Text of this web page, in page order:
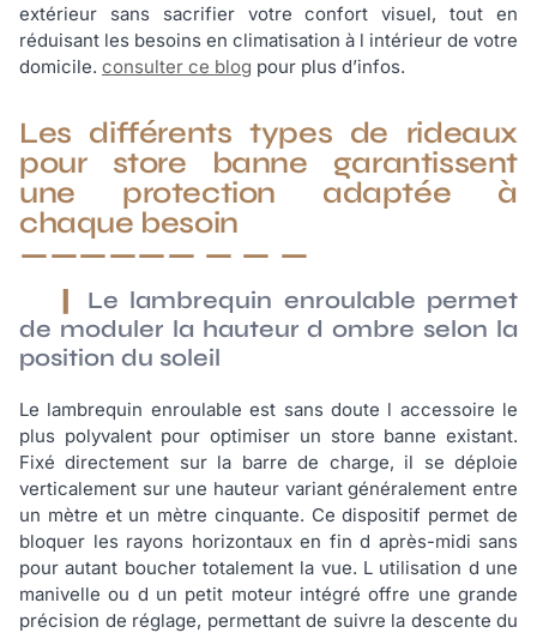
extérieur sans sacrifier votre confort visuel, tout en
réduisant les besoins en climatisation à l intérieur de votre
domicile. consulter ce blog pour plus d’infos.
Les différents types de rideaux
pour store banne garantissent
une protection adaptée à
chaque besoin
Le lambrequin enroulable permet
de moduler la hauteur d ombre selon la
position du soleil
Le lambrequin enroulable est sans doute l accessoire le
plus polyvalent pour optimiser un store banne existant.
Fixé directement sur la barre de charge, il se déploie
verticalement sur une hauteur variant généralement entre
un mètre et un mètre cinquante. Ce dispositif permet de
bloquer les rayons horizontaux en fin d après-midi sans
pour autant boucher totalement la vue. L utilisation d une
manivelle ou d un petit moteur intégré offre une grande
précision de réglage, permettant de suivre la descente du